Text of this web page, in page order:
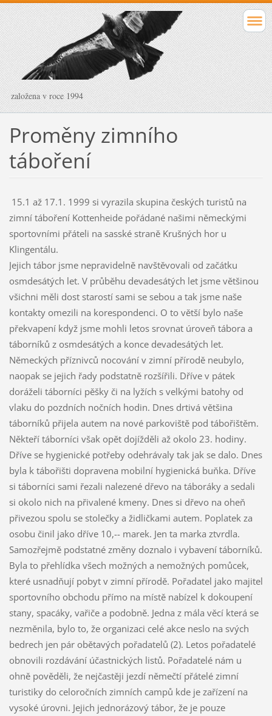
založena v roce 1994
Proměny zimního
táboření
15.1 až 17.1. 1999 si vyrazila skupina českých turistů na
zimní táboření Kottenheide pořádané našimi německými
sportovními přáteli na sasské straně Krušných hor u
Klingentálu.
Jejich tábor jsme nepravidelně navštěvovali od začátku
osmdesátých let. V průběhu devadesátých let jsme většinou
všichni měli dost starostí sami se sebou a tak jsme naše
kontakty omezili na korespondenci. O to větší bylo naše
překvapení když jsme mohli letos srovnat úroveň tábora a
táborníků z osmdesátých a konce devadesátých let.
Německých příznivců nocování v zimní přírodě neubylo,
naopak se jejich řady podstatně rozšířili. Dříve v pátek
doráželi táborníci pěšky či na lyžích s velkými batohy od
vlaku do pozdních nočních hodin. Dnes drtivá většina
táborníků přijela autem na nové parkoviště pod tábořištěm.
Někteří táborníci však opět dojížděli až okolo 23. hodiny.
Dříve se hygienické potřeby odehrávaly tak jak se dalo. Dnes
byla k tábořišti dopravena mobilní hygienická buňka. Dříve
si táborníci sami řezali nalezené dřevo na táboráky a sedali
si okolo nich na přivalené kmeny. Dnes si dřevo na oheň
přivezou spolu se stolečky a židličkami autem. Poplatek za
osobu činil jako dříve 10,-- marek. Jen ta marka ztvrdla.
Samozřejmě podstatné změny doznalo i vybavení táborníků.
Byla to přehlídka všech možných a nemožných pomůcek,
které usnadňují pobyt v zimní přírodě. Pořadatel jako majitel
sportovního obchodu přímo na místě nabízel k dokoupení
stany, spacáky, vařiče a podobně. Jedna z mála věcí která se
nezměnila, bylo to, že organizaci celé akce neslo na svých
bedrech jen pár obětavých pořadatelů (2). Letos pořadatelé
obnovili rozdávání účastnických listů. Pořadatelé nám u
ohně pověděli, že nejčastěji jezdí němečtí přátelé zimní
turistiky do celoročních zimních campů kde je zařízení na
vysoké úrovni. Jejich jednorázový tábor, že je pouze